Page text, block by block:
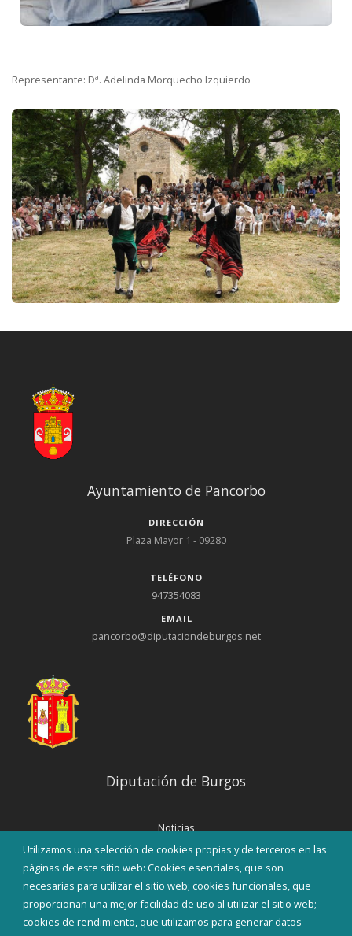
Representante: Dª. Adelinda Morquecho Izquierdo
Utilizamos una selección de cookies propias y de terceros en las
páginas de este sitio web: Cookies esenciales, que son
necesarias para utilizar el sitio web; cookies funcionales, que
proporcionan una mejor facilidad de uso al utilizar el sitio web;
cookies de rendimiento, que utilizamos para generar datos
Ayuntamiento de Pancorbo
DIRECCIÓN
Plaza Mayor 1 - 09280
TELÉFONO
947354083
EMAIL
pancorbo@diputaciondeburgos.net
Diputación de Burgos
Noticias
Eventos
Corporación Municipal
Teléfonos de interés
INICIAR SESIÓN